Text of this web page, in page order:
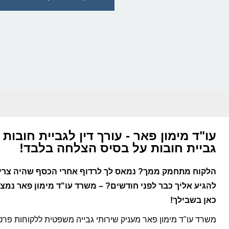
עו"ד מימון פאר - עורך דין לגביית חובות
גביית חובות על בסיס הצלחה בלבד!
הלקוח מתחמק ממך? נמאס לך לרדוף אחרי הכסף שהיה
להגיע אליך כבר לפני חודשים? – משרד עו"ד מימון פאר
כאן בשבילך!
משרד עו"ד מימון פאר מעניק שירותי גבייה משפטית ללקוחות